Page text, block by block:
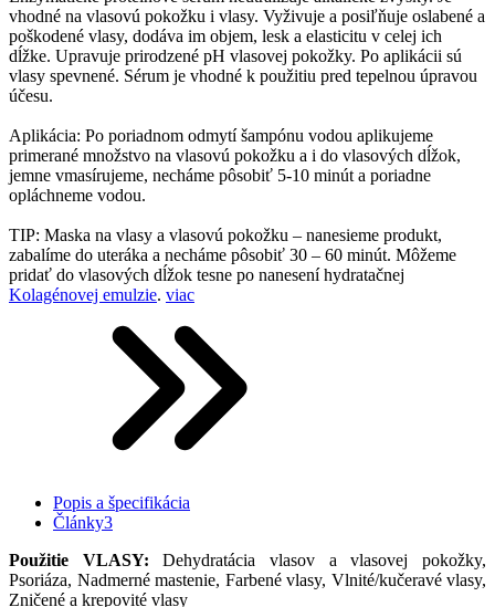
vhodné na vlasovú pokožku i vlasy. Vyživuje a posiľňuje oslabené a
poškodené vlasy, dodáva im objem, lesk a elasticitu v celej ich
dĺžke. Upravuje prirodzené pH vlasovej pokožky. Po aplikácii sú
vlasy spevnené. Sérum je vhodné k použitiu pred tepelnou úpravou
účesu.
Aplikácia: Po poriadnom odmytí šampónu vodou aplikujeme
primerané množstvo na vlasovú pokožku a i do vlasových dĺžok,
jemne vmasírujeme, necháme pôsobiť 5-10 minút a poriadne
opláchneme vodou.
TIP: Maska na vlasy a vlasovú pokožku – nanesieme produkt,
zabalíme do uteráka a necháme pôsobiť 30 – 60 minút. Môžeme
pridať do vlasových dĺžok tesne po nanesení hydratačnej
Kolagénovej emulzie. viac
Popis a špecifikácia
Články3
Použitie VLASY:
Dehydratácia vlasov a vlasovej pokožky,
Psoriáza, Nadmerné mastenie, Farbené vlasy, Vlnité/kučeravé vlasy,
Zničené a krepovité vlasy